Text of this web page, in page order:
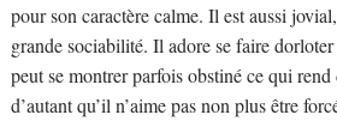
pour son caractère calme. Il est aussi
grande sociabilité. Il adore se faire dorloter
peut se montrer parfois obstiné ce qui
d’autant qu’il n’aime pas non plus être